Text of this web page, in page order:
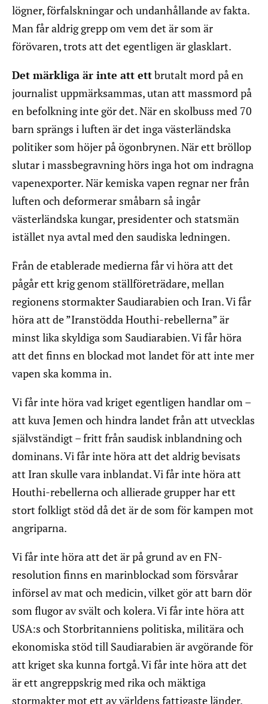
lögner, förfalskningar och undanhållande av fakta.
Man får aldrig grepp om vem det är som är
förövaren, trots att det egentligen är glasklart.
Det märkliga är inte att ettbrutalt mord på en
journalist uppmärksammas, utan att massmord på
en befolkning inte gör det. När en skolbuss med 70
barn sprängs i luften är det inga västerländska
politiker som höjer på ögonbrynen. När ett bröllop
slutar i massbegravning hörs inga hot om indragna
vapenexporter. När kemiska vapen regnar ner från
luften och deformerar småbarn så ingår
västerländska kungar, presidenter och statsmän
istället nya avtal med den saudiska ledningen.
Från de etablerade medierna får vi höra att det
pågår ett krig genom ställföreträdare, mellan
regionens stormakter Saudiarabien och Iran. Vi får
höra att de ”Iranstödda Houthi-rebellerna” är
minst lika skyldiga som Saudiarabien. Vi får höra
att det finns en blockad mot landet för att inte mer
vapen ska komma in.
Vi får inte höra vad kriget egentligen handlar om –
att kuva Jemen och hindra landet från att utvecklas
självständigt – fritt från saudisk inblandning och
dominans. Vi får inte höra att det aldrig bevisats
att Iran skulle vara inblandat. Vi får inte höra att
Houthi-rebellerna och allierade grupper har ett
stort folkligt stöd då det är de som för kampen mot
angriparna.
Vi får inte höra att det är på grund av en FN-
resolution finns en marinblockad som försvårar
införsel av mat och medicin, vilket gör att barn dör
som flugor av svält och kolera. Vi får inte höra att
USA:s och Storbritanniens politiska, militära och
ekonomiska stöd till Saudiarabien är avgörande för
att kriget ska kunna fortgå. Vi får inte höra att det
är ett angreppskrig med rika och mäktiga
stormakter mot ett av världens fattigaste länder.